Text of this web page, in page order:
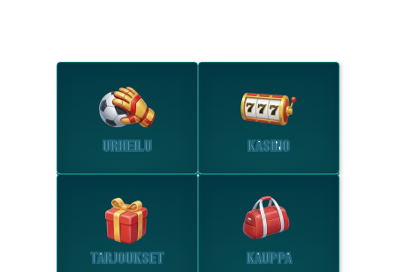
URHEILU KASINO
TARJOUKSET KAUPPA